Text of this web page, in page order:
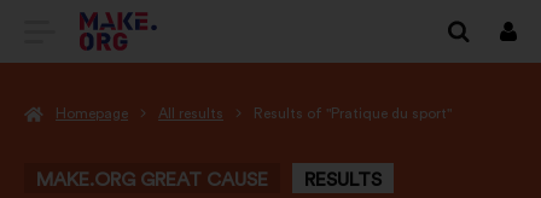
GO
THE
MAKE.ORG
Log
in
Homepage All results Results of "Pratique du sport"
MAKE.ORG GREAT CAUSE RESULTS